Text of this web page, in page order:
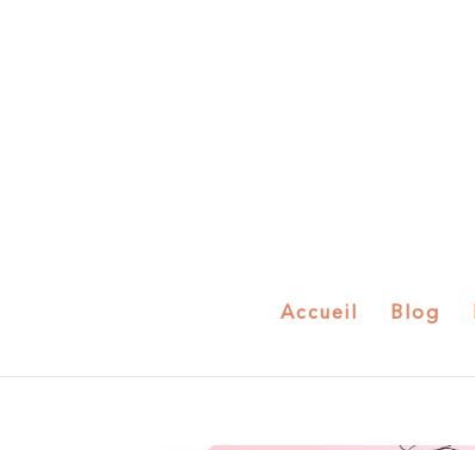
Accueil Blog